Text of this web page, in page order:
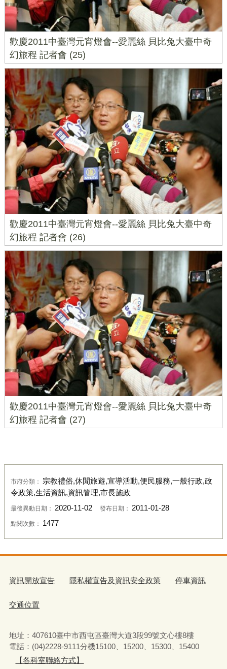
歡慶2011中臺灣元宵燈會--愛麗絲 貝比兔大臺中奇
幻旅程 記者會 (25)
歡慶2011中臺灣元宵燈會--愛麗絲 貝比兔大臺中奇
幻旅程 記者會 (26)
歡慶2011中臺灣元宵燈會--愛麗絲 貝比兔大臺中奇
幻旅程 記者會 (27)
市府分類： 宗教禮俗,休閒旅遊,宣導活動,便民服務,一般行政,政
令政策,生活資訊,資訊管理,市長施政
最後異動日期： 2020-11-02 發布日期： 2011-01-28
點閱次數： 1477
資訊開放宣告 隱私權宣告及資訊安全政策 停車資訊
交通位置
地址：407610臺中市西屯區臺灣大道3段99號文心樓8樓
電話：(04)2228-9111分機15100、15200、15300、15400
【各科室聯絡方式】